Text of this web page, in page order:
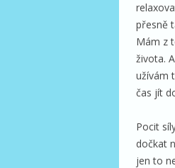
přesně
Mám z
života.
užívám
čas jít
Pocit
dočkat
jen to